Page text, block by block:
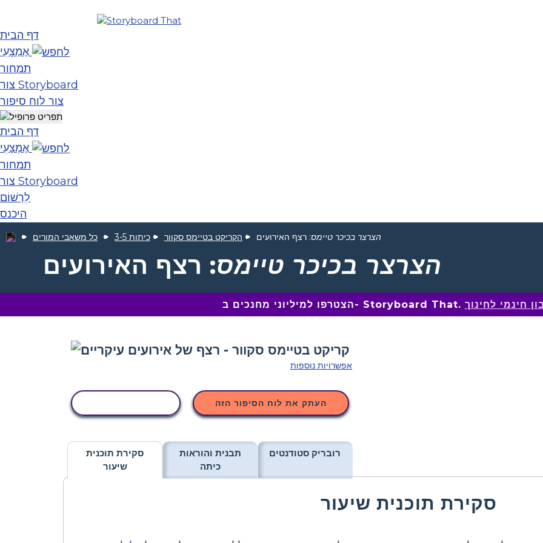
דף הבית
אֶמְצָעִי
תמחור
צור Storyboard
צור לוח סיפור
דף הבית
אֶמְצָעִי
תמחור
צור Storyboard
לִרְשׁוֹם
היכנס
כל משאבי המורים כיתות 3-5 הקריקט בטיימס סקוור הצרצר בכיכר טיימס: רצף האירועים
הצרצר בכיכר טיימס: רצף האירועים
הצטרפו למיליוני מחנכים ב- Storyboard That. חינמי לחינוך
אפשרויות נוספות
העתק את לוח הסיפור הזה
סקירת תוכנית
שיעור
תבנית והוראות
כיתה
רובריק סטודנטים
סקירת תוכנית שיעור